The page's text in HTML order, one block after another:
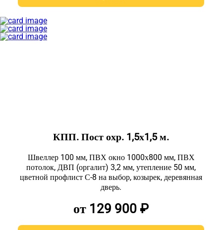
КПП. Пост охр. 1,5х1,5 м.
Швеллер 100 мм, ПВХ окно 1000х800 мм, ПВХ
потолок, ДВП (оргалит) 3,2 мм, утепление 50 мм,
цветной профлист С-8 на выбор, козырек, деревянная
дверь.
от 129 900 ₽